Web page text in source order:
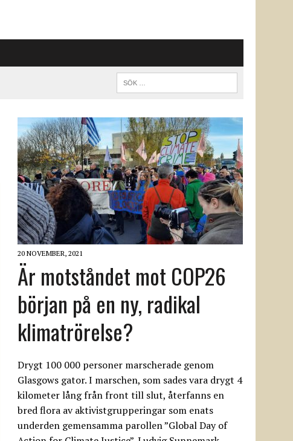
20 NOVEMBER, 2021
Är motståndet mot COP26
början på en ny, radikal
klimatrörelse?
Drygt 100 000 personer marscherade genom
Glasgows gator. I marschen, som sades vara drygt 4
kilometer lång från front till slut, återfanns en
bred flora av aktivistgrupperingar som enats
underden gemensamma parollen ”Global Day of